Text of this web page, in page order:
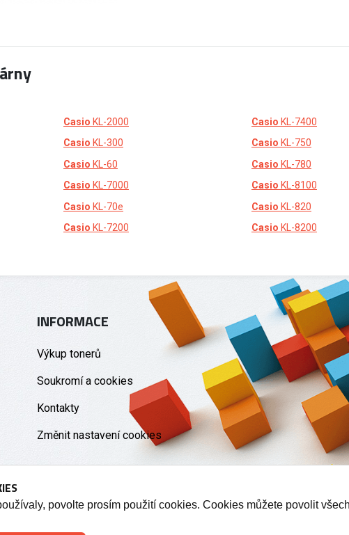
Casio KL-2000
Casio KL-300
Casio KL-60
Casio KL-7000
Casio KL-70e
Casio KL-7200
Casio KL-7400
Casio KL-750
Casio KL-780
Casio KL-8100
Casio KL-820
Casio KL-8200
INFORMACE
Výkup tonerů
Soukromí a cookies
Kontakty
Změnit nastavení cookies
povolte prosím použití cookies. Cookies můžete povolit